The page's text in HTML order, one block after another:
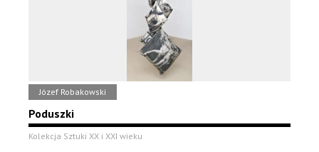
Józef Robakowski
Poduszki
Kolekcja Sztuki XX i XXI wieku